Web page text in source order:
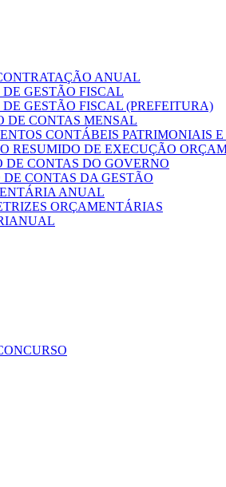
ANUAL
GESTÃO FISCAL
GESTÃO FISCAL (PREFEITURA)
DE CONTAS MENSAL
CONTÁBEIS PATRIMONIAIS E
RESUMIDO DE EXECUÇÃO
DE CONTAS DO GOVERNO
DE CONTAS DA GESTÃO
ANUAL
ORÇAMENTÁRIAS